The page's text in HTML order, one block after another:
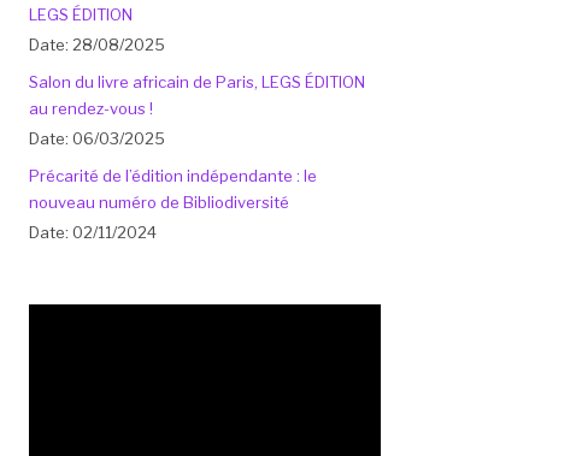
LEGS ÉDITION
Date: 28/08/2025
Salon du livre africain de Paris, LEGS ÉDITION
au rendez-vous !
Date: 06/03/2025
Précarité de l’édition indépendante : le
nouveau numéro de Bibliodiversité
Date: 02/11/2024